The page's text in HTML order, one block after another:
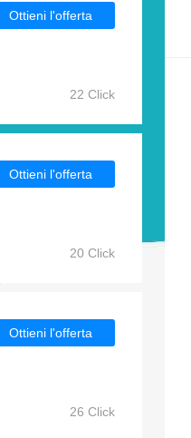
Ottieni l'offerta
22 Click
Ottieni l'offerta
20 Click
Ottieni l'offerta
26 Click